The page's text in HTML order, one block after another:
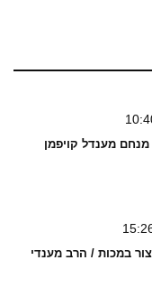
מענדל קויפמן
במכות / הרב מענדי